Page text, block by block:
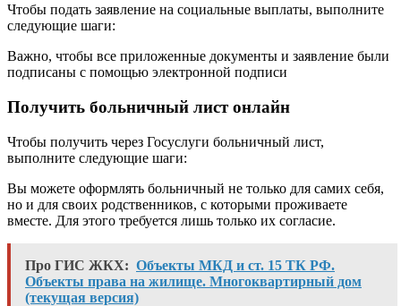
Чтобы подать заявление на социальные выплаты, выполните
следующие шаги:
Важно, чтобы все приложенные документы и заявление были
подписаны с помощью электронной подписи
Получить больничный лист онлайн
Чтобы получить через Госуслуги больничный лист,
выполните следующие шаги:
Вы можете оформлять больничный не только для самих себя,
но и для своих родственников, с которыми проживаете
вместе. Для этого требуется лишь только их согласие.
Про ГИС ЖКХ: Объекты МКД и ст. 15 ТК РФ.
Объекты права на жилище. Многоквартирный дом
(текущая версия)